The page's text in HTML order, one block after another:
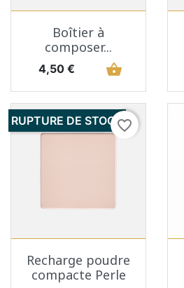
Boîtier à
composer...
Prix
4,50 € shopping_basket
favorite_border
Recharge poudre
compacte Perle
RUPTURE DE STOCK